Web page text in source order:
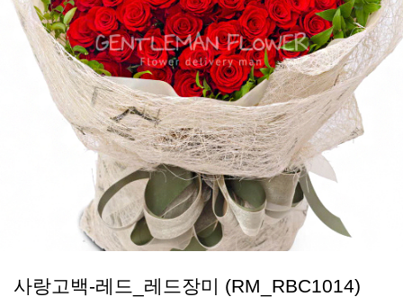
사랑고백-레드_레드장미 (RM_RBC1014)